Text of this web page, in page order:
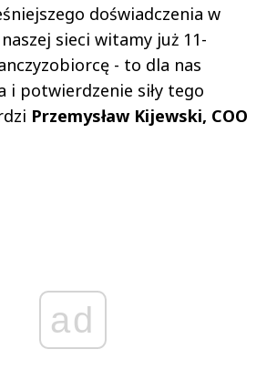
doświadczenia w
sieci witamy już 11-
- to dla nas
i potwierdzenie siły tego
Przemysław Kijewski, COO
ad